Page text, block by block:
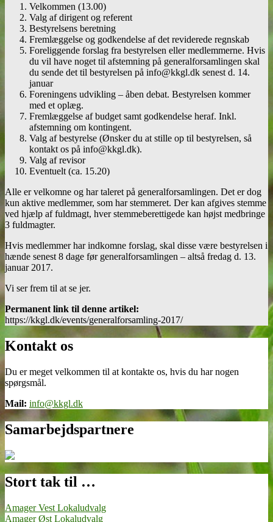
Velkommen (13.00)
Valg af dirigent og referent
Bestyrelsens beretning
Fremlæggelse og godkendelse af det reviderede regnskab
Foreliggende forslag fra bestyrelsen eller medlemmerne. Hvis
du vil have noget til afstemning på generalforsamlingen skal
du sende det til bestyrelsen på info@kkgl.dk senest d. 14.
januar
Foreningens udvikling – åben debat. Bestyrelsen kommer
med et oplæg.
Fremlæggelse af budget samt godkendelse heraf. Inkl.
afstemning om kontingent.
Valg af bestyrelse (Ønsker du at stille op til bestyrelsen, så
kontakt os på info@kkgl.dk).
Valg af revisor
Eventuelt (ca. 15.20)
Alle er velkomne og har taleret på generalforsamlingen. Det er dog
kun aktive medlemmer, som har stemmeret. Der kan afgives stemme
ved hjælp af fuldmagt, hver stemmeberettigede kan højst medbringe
3 fuldmagter.
Hvis medlemmer har indkomne forslag, skal disse være bestyrelsen i
hænde senest 8 dage før generalforsamlingen – altså fredag d. 13.
januar 2017.
Vi ser frem til at se jer.
Permanent link til denne artikel:
https://kkgl.dk/events/generalforsamling-2017/
Kontakt os
Du er meget velkommen til at kontakte os, hvis du har nogen
spørgsmål.
Mail: info@kkgl.dk
Samarbejdspartnere
Stort tak til …
Amager Vest Lokaludvalg
Amager Øst Lokaludvalg